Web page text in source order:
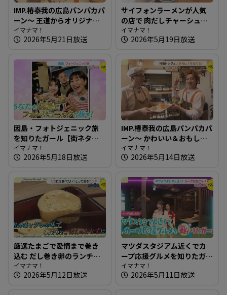
IMP.椿泰我の広島パンパカパ
ーン～ 王道からオリジナル
まで！老若男女が楽しめる
パン屋さんへ
イマナマ！
2026年5月21日放送
サイフォンラーメンが人気
の店で 肉だしチャーシュー
めん～大重食堂【たまには
そとランチ】
イマナマ！
2026年5月19日放送
因島・フォトジェニック旅
を知りたガール【街ネタ！
知りたガール】
イマナマ！
2026年5月18日放送
IMP.椿泰我の広島パンパカパ
ーン～ かわいい＆おもしろ
いパン！ 四季折々の味も楽
しめるお店
イマナマ！
2026年5月14日放送
厳選たまごで愛情まで巻き
込む だし巻き卵のランチ～
たちまち食堂【たまにはそ
とランチ】
イマナマ！
2026年5月12日放送
マツダスタジアム近くでカ
ープ応援グルメを知りたガ
ール【街ネタ！知りたガー
ル】
イマナマ！
2026年5月11日放送